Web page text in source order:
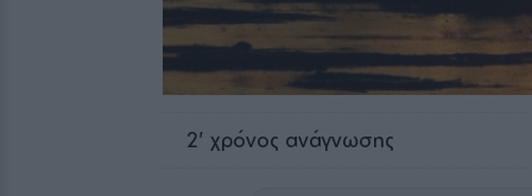
2' χρόνος ανάγνωσης